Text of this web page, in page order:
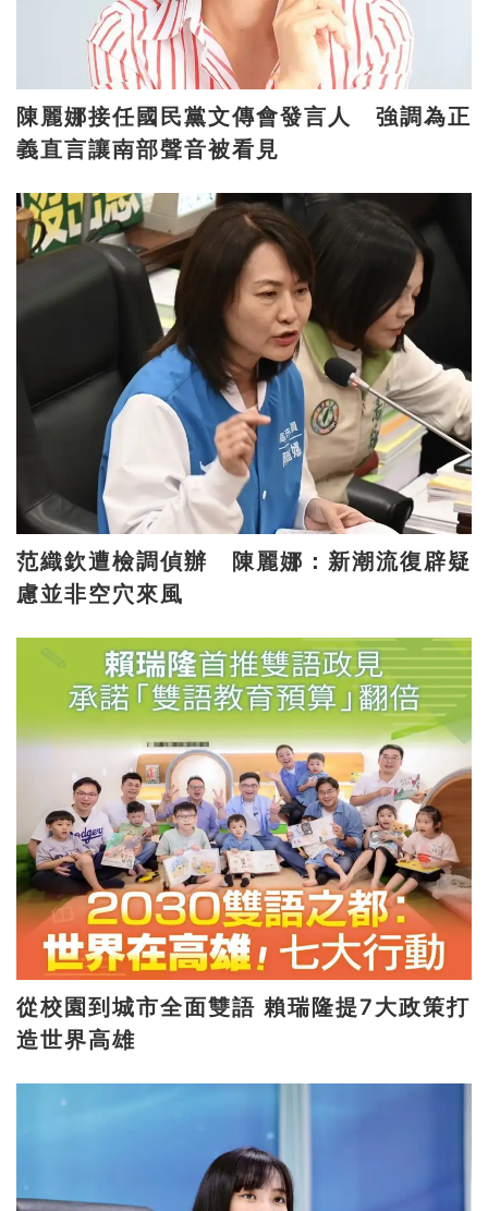
陳麗娜接任國民黨文傳會發言人 強調為正
義直言讓南部聲音被看見
范織欽遭檢調偵辦 陳麗娜：新潮流復辟疑
慮並非空穴來風
從校園到城市全面雙語 賴瑞隆提7大政策打
造世界高雄